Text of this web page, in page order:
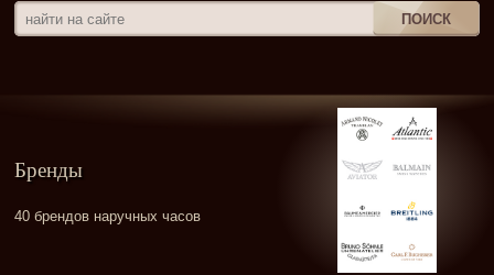
Бренды
40 брендов наручных часов